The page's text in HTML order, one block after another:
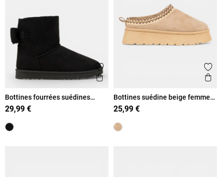
Ajouter aux favoris
Aperçu rapide
Bottines fourrées suédines
femme (36-41)
29,99 €
Bottines suédine beige femme
(36-41)
25,99 €